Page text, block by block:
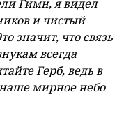
Гимн, я видел
и чистый
значит, что связь
всегда
Герб, ведь в
мирное небо